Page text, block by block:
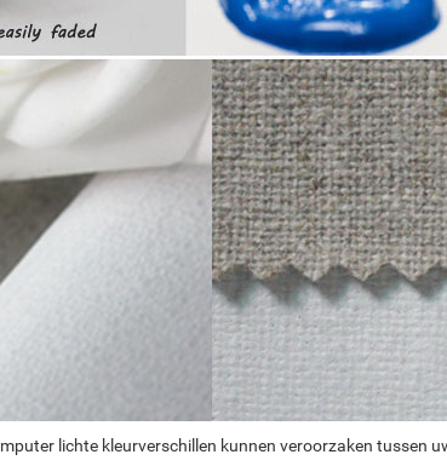
lichte kleurverschillen kunnen veroorzaken tussen